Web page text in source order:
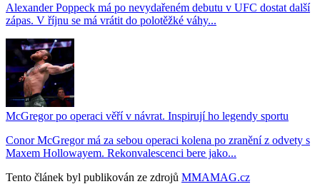
Alexander Poppeck má po nevydařeném debutu v UFC dostat další
zápas. V říjnu se má vrátit do polotěžké váhy...
McGregor po operaci věří v návrat. Inspirují ho legendy sportu
Conor McGregor má za sebou operaci kolena po zranění z odvety s
Maxem Hollowayem. Rekonvalescenci bere jako...
Tento článek byl publikován ze zdrojů MMAMAG.cz